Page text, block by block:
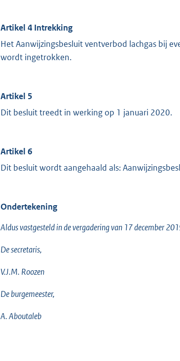
Artikel 4 Intrekking
Het Aanwijzingsbesluit ventverbod lachgas bij
wordt ingetrokken.
Artikel 5
Dit besluit treedt in werking op 1 januari 2020.
Artikel 6
Dit besluit wordt aangehaald als:
Ondertekening
Aldus vastgesteld in de vergadering van 17 december
De secretaris,
V.J.M. Roozen
De burgemeester,
A. Aboutaleb